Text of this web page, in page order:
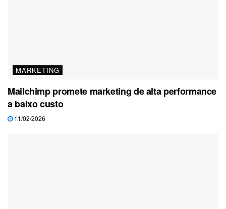
MARKETING
Mailchimp promete marketing de alta performance
a baixo custo
11/02/2026